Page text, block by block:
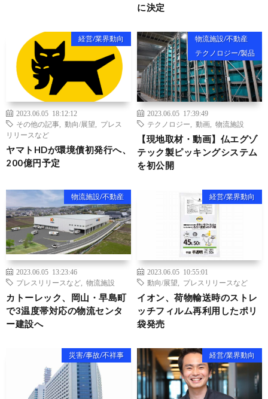
に決定
経営/業界動向
2023.06.05 18:12:12
その他の記事
動向/展望
プレス
リリースなど
ヤマトHDが環境債初発行へ、
200億円予定
物流施設/不動産
テクノロジー/製品
2023.06.05 17:39:49
テクノロジー
動画 物流施設
【現地取材・動画】仏エグゾ
テック製ピッキングシステム
を初公開
物流施設/不動産
2023.06.05 13:23:46
プレスリリースなど
物流施設
カトーレック、岡山・早島町
で3温度帯対応の物流センタ
ー建設へ
経営/業界動向
2023.06.05 10:55:01
動向/展望
プレスリリースなど
イオン、荷物輸送時のストレ
ッチフィルム再利用したポリ
袋発売
災害/事故/不祥事 経営/業界動向